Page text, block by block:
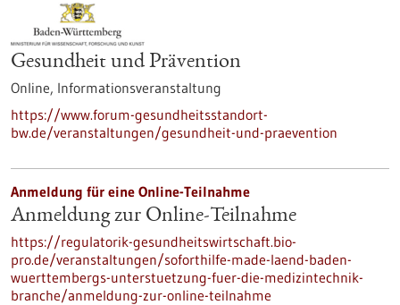
Gesundheit und Prävention
Online, Informationsveranstaltung
https://www.forum-gesundheitsstandort-
bw.de/veranstaltungen/gesundheit-und-praevention
Anmeldung für eine Online-Teilnahme
Anmeldung zur Online-Teilnahme
https://regulatorik-gesundheitswirtschaft.bio-
pro.de/veranstaltungen/soforthilfe-made-laend-baden-
wuerttembergs-unterstuetzung-fuer-die-medizintechnik-
branche/anmeldung-zur-online-teilnahme